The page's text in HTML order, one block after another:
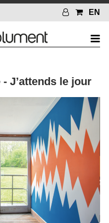
EN
J’attends le jour